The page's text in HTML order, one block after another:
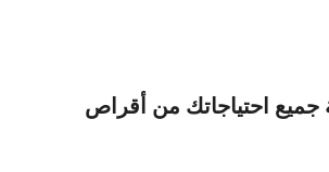
جميع احتياجاتك من أقراص